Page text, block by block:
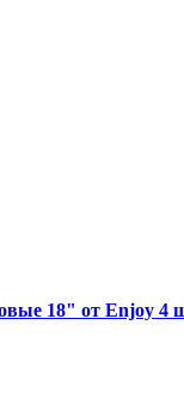
18" от Enjoy 4